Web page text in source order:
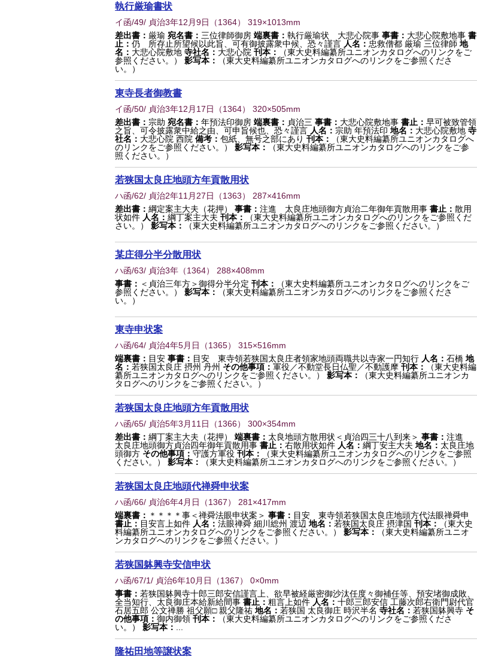
執行厳瑜書状
イ函/49/ 貞治3年12月9日 （1364） 319×1013mm
差出書： 厳瑜 宛名書： 三位律師御房 端裏書： 執行厳瑜状 大悲心院事 事書： 大悲心院敷地事 書
止： 仍 所存止所望候以此旨、可有御披露衆中候、恐々謹言 人名： 忠救僧都 厳瑜 三位律師 地
名： 大悲心院敷地 寺社名： 大悲心院 刊本：
（東大史料編纂所ユニオンカタログへのリンクをご
参照ください。）
影写本：
（東大史料編纂所ユニオンカタログへのリンクをご参照くださ
い。）
東寺長者御教書
イ函/50/ 貞治3年12月17日 （1364） 320×505mm
差出書： 宗助 宛名書： 年預法印御房 端裏書： 貞治三 事書： 大悲心院敷地事 書止： 早可被致管領
之旨、可令披露衆中給之由、可申旨候也、恐々謹言 人名： 宗助 年預法印 地名： 大悲心院敷地 寺
社名： 大悲心院 西院 備考： 包紙、無号之部にあり 刊本：
（東大史料編纂所ユニオンカタログへ
のリンクをご参照ください。）
影写本：
（東大史料編纂所ユニオンカタログへのリンクをご参
照ください。）
若狭国太良庄地頭方年貢散用状
ハ函/62/ 貞治2年11月27日 （1363） 287×416mm
差出書： 綱定案主大夫（花押） 事書： 注進 太良庄地頭御方貞治二年御年貢散用事 書止： 散用
状如件 人名： 綱丁案主大夫 刊本：
（東大史料編纂所ユニオンカタログへのリンクをご参照くだ
さい。）
影写本： （東大史料編纂所ユニオンカタログへのリンクをご参照ください。）
某庄得分半分散用状
ハ函/63/ 貞治3年 （1364） 288×408mm
事書： ＜貞治三年方＞御得分半分定 刊本：
（東大史料編纂所ユニオンカタログへのリンクをご
参照ください。）
影写本：
（東大史料編纂所ユニオンカタログへのリンクをご参照くださ
い。）
東寺申状案
ハ函/64/ 貞治4年5月日 （1365） 315×516mm
端裏書： 目安 事書： 目安 東寺領若狭国太良庄者領家地頭両職共以寺家一円知行 人名： 石橋 地
名： 若狭国太良庄 摂州 丹州 その他事項： 軍役／不動堂長日仏聖／不動護摩 刊本：
（東大史料編
纂所ユニオンカタログへのリンクをご参照ください。）
影写本：
（東大史料編纂所ユニオンカ
タログへのリンクをご参照ください。）
若狭国太良庄地頭方年貢散用状
ハ函/65/ 貞治5年3月11日 （1366） 300×354mm
差出書： 綱丁案主大夫（花押） 端裏書： 太良地頭方散用状＜貞治四三十八到来＞ 事書： 注進
太良庄地頭御方貞治四年御年貢散用事 書止： 右散用状如件 人名： 綱丁安主大夫 地名： 太良庄地
頭御方 その他事項： 守護方軍役 刊本：
（東大史料編纂所ユニオンカタログへのリンクをご参照
ください。）
影写本： （東大史料編纂所ユニオンカタログへのリンクをご参照ください。）
若狭国太良庄地頭代禅舜申状案
ハ函/66/ 貞治6年4月日 （1367） 281×417mm
端裏書： ＊＊＊＊事＜禅舜法眼申状案＞ 事書： 目安 東寺領若狭国太良庄地頭方代法眼禅舜申
書止： 目安言上如件 人名： 法眼禅舜 細川総州 渡辺 地名： 若狭国太良庄 摂津国 刊本：
（東大史
料編纂所ユニオンカタログへのリンクをご参照ください。）
影写本：
（東大史料編纂所ユニオ
ンカタログへのリンクをご参照ください。）
若狭国躰興寺安信申状
ハ函/67/1/ 貞治6年10月日 （1367） 0×0mm
事書： 若狭国躰興寺十郎三郎安信謹言上、欲早被経厳密御沙汰任度々御補任等、預安堵御成敗、
全当知行、太良御庄本給新給間事 書止： 粗言上如件 人名： 十郎三郎安信 工藤次郎右衛門尉代官
石居五郎 公文禅勝 祖父願□ 親父隆祐 地名： 若狭国 太良御庄 時沢半名 寺社名： 若狭国躰興寺 そ
の他事項： 御内御領 刊本：
（東大史料編纂所ユニオンカタログへのリンクをご参照くださ
い。）
影写本：
隆祐田地等譲状案